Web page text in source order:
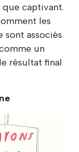
captivant.
les
sont associés
un
résultat final